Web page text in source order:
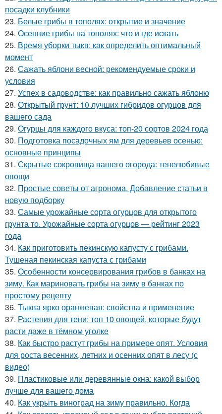
посадки клубники
23. Белые грибы в тополях: открытие и значение
24. Осенние грибы на тополях: что и где искать
25. Время уборки тыкв: как определить оптимальный
момент
26. Сажать яблони весной: рекомендуемые сроки и
условия
27. Успех в садоводстве: как правильно сажать яблоню
28. Открытый грунт: 10 лучших гибридов огурцов для
вашего сада
29. Огурцы для каждого вкуса: топ-20 сортов 2024 года
30. Подготовка посадочных ям для деревьев осенью:
основные принципы
31. Скрытые сокровища вашего огорода: тенелюбивые
овощи
32. Простые советы от агронома. Добавление статьи в
новую подборку
33. Самые урожайные сорта огурцов для открытого
грунта то. Урожайные сорта огурцов — рейтинг 2023
года
34. Как приготовить пекинскую капусту с грибами.
Тушеная пекинская капуста с грибами
35. Особенности консервирования грибов в банках на
зиму. Как мариновать грибы на зиму в банках по
простому рецепту
36. Тыква ярко оранжевая: свойства и применение
37. Растения для тени: топ 10 овощей, которые будут
расти даже в тёмном уголке
38. Как быстро растут грибы на примере опят. Условия
для роста весенних, летних и осенних опят в лесу (с
видео)
39. Пластиковые или деревянные окна: какой выбор
лучше для вашего дома
40. Как укрыть виноград на зиму правильно. Когда